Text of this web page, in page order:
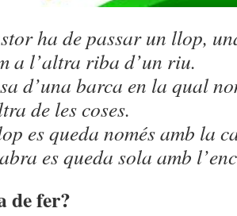
ha de passar un llop,
a l’altra riba d’un riu.
d’una barca en la qual
de les coses.
es queda només amb la
es queda sola amb
de fer?